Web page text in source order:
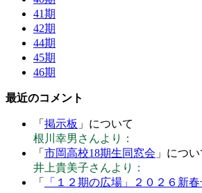
41期
42期
44期
45期
46期
最近のコメント
「 掲示板 」について
根川幸男さんより：
「 市岡高校18期生同窓会 」につい
井上貴美子さんより：
「
「１２期の広場」２０２６新